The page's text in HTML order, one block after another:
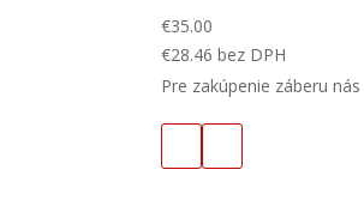
€35.00
€28.46 bez DPH
Pre zakúpenie záberu